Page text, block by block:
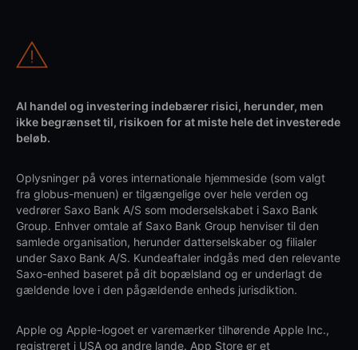
Al handel og investering indebærer risici, herunder, men
ikke begrænset til, risikoen for at miste hele det investerede
beløb.
Oplysninger på vores internationale hjemmeside (som valgt
fra globus-menuen) er tilgængelige over hele verden og
vedrører Saxo Bank A/S som moderselskabet i Saxo Bank
Group. Enhver omtale af Saxo Bank Group henviser til den
samlede organisation, herunder datterselskaber og filialer
under Saxo Bank A/S. Kundeaftaler indgås med den relevante
Saxo-enhed baseret på dit bopælsland og er underlagt de
gældende love i den pågældende enheds jurisdiktion.
Apple og Apple-logoet er varemærker tilhørende Apple Inc.,
registreret i USA og andre lande. App Store er et